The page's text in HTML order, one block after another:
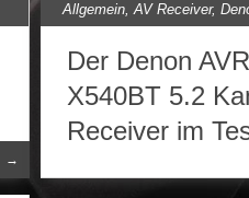
→
Allgemein,AV Receiver,
Der Denon
X540BT 5.2
Receiver im